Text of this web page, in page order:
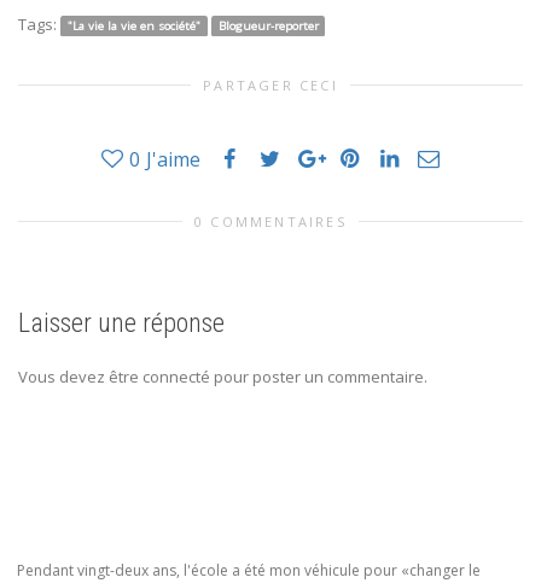
Tags:
"La vie la vie en société" Blogueur-reporter
PARTAGER CECI
0 J'aime
0 COMMENTAIRES
Laisser une réponse
Vous devez être connecté pour poster un commentaire.
Pendant vingt-deux ans, l'école a été mon véhicule pour «changer le